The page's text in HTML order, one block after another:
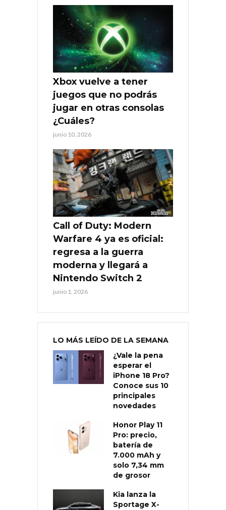
Xbox vuelve a tener
juegos que no podrás
jugar en otras consolas
¿Cuáles?
junio 10, 2026
Call of Duty: Modern
Warfare 4 ya es oficial:
regresa a la guerra
moderna y llegará a
Nintendo Switch 2
junio 1, 2026
LO MÁS LEÍDO DE LA SEMANA
¿Vale la pena
esperar el
iPhone 18 Pro?
Conoce sus 10
principales
novedades
Honor Play 11
Pro: precio,
batería de
7.000 mAh y
solo 7,34 mm
de grosor
Kia lanza la
Sportage X-